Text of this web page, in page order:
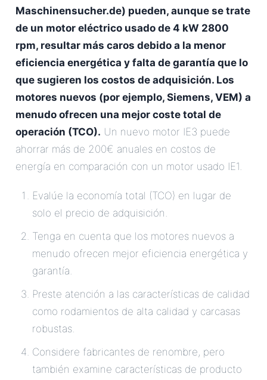
Maschinensucher.de) pueden, aunque se trate
de un motor eléctrico usado de 4 kW 2800
rpm, resultar más caros debido a la menor
eficiencia energética y falta de garantía que lo
que sugieren los costos de adquisición. Los
motores nuevos (por ejemplo, Siemens, VEM) a
menudo ofrecen una mejor coste total de
operación (TCO). Un nuevo motor IE3 puede
ahorrar más de 200€ anuales en costos de
energía en comparación con un motor usado IE1.
Evalúe la economía total (TCO) en lugar de
solo el precio de adquisición.
Tenga en cuenta que los motores nuevos a
menudo ofrecen mejor eficiencia energética y
garantía.
Preste atención a las características de calidad
como rodamientos de alta calidad y carcasas
robustas.
Considere fabricantes de renombre, pero
también examine características de producto